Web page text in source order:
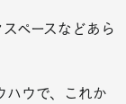
ペースなどあら
ハウで、これか